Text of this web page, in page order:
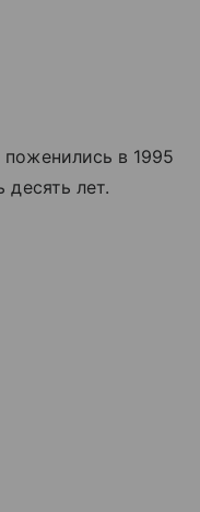
в 1995
десять лет.